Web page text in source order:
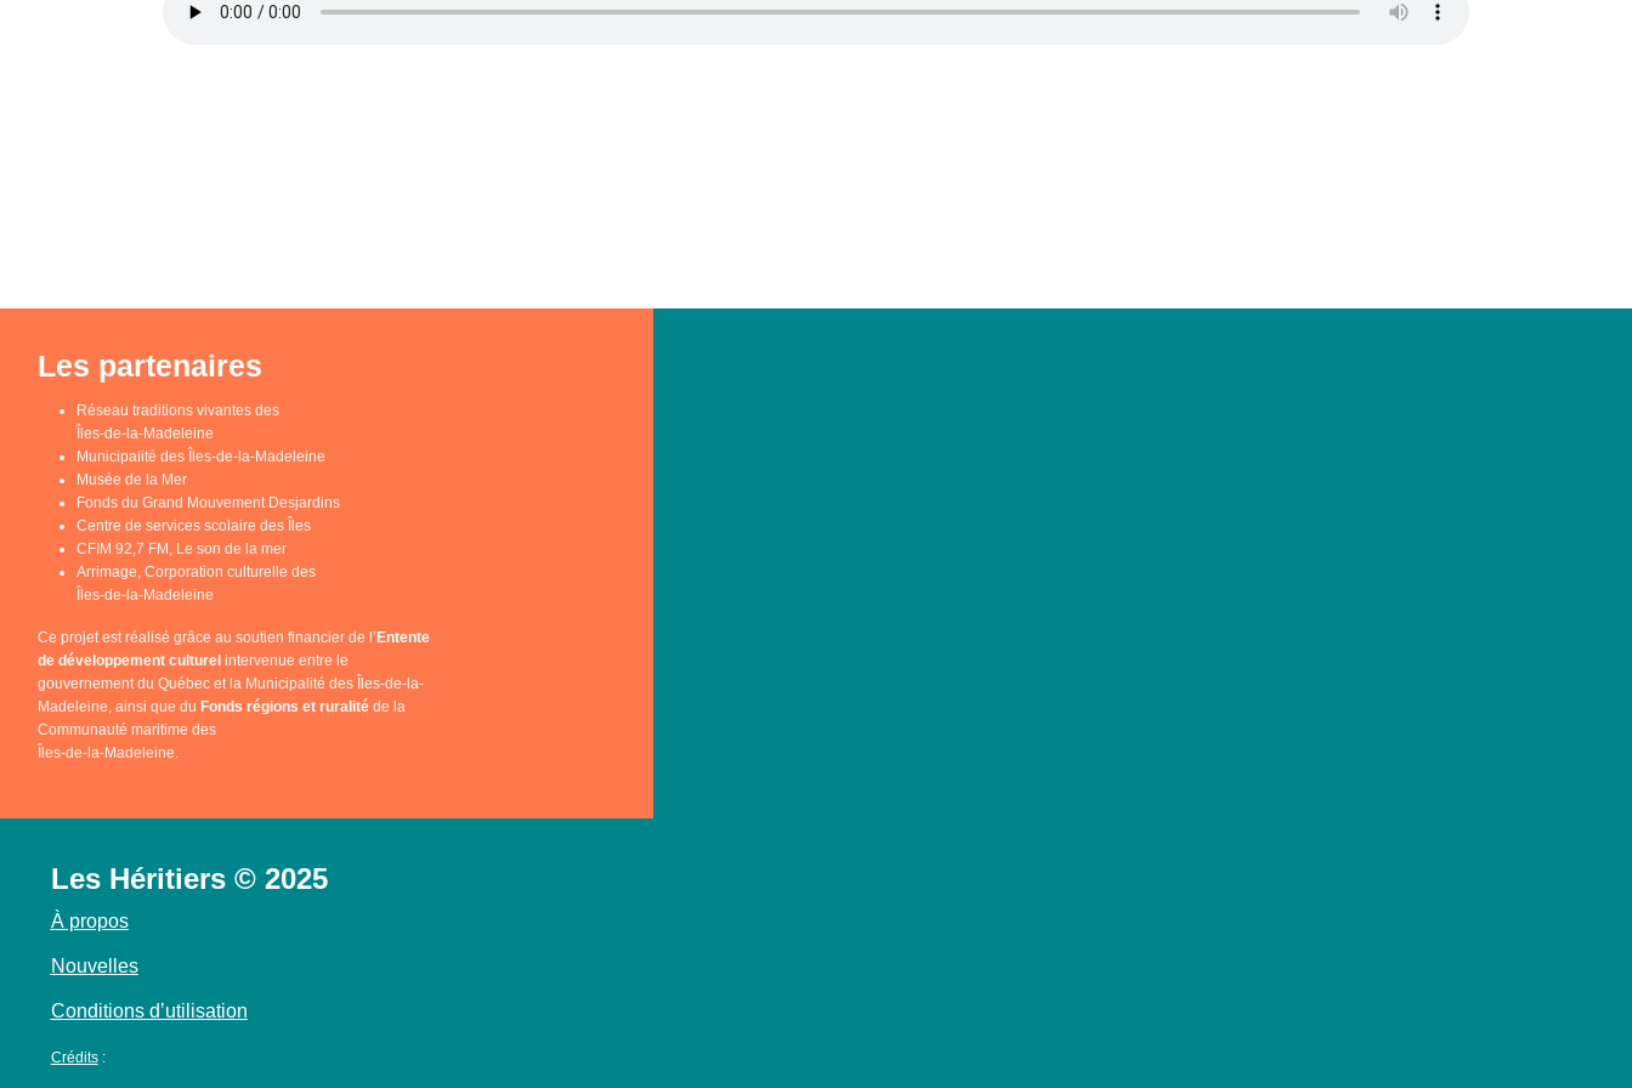
Les partenaires
Réseau traditions vivantes des
Îles-de-la-Madeleine
Municipalité des Îles-de-la-Madeleine
Musée de la Mer
Fonds du Grand Mouvement Desjardins
Centre de services scolaire des Îles
CFIM 92,7 FM, Le son de la mer
Arrimage, Corporation culturelle des
Îles-de-la-Madeleine
Ce projet est réalisé grâce au soutien financier de l’Entente
de développement culturel intervenue entre le
gouvernement du Québec et la Municipalité des Îles-de-la-
Madeleine, ainsi que du Fonds régions et ruralité de la
Communauté maritime des
Îles-de-la-Madeleine.
Les Héritiers © 2025
À propos
Nouvelles
Conditions d’utilisation
Crédits: